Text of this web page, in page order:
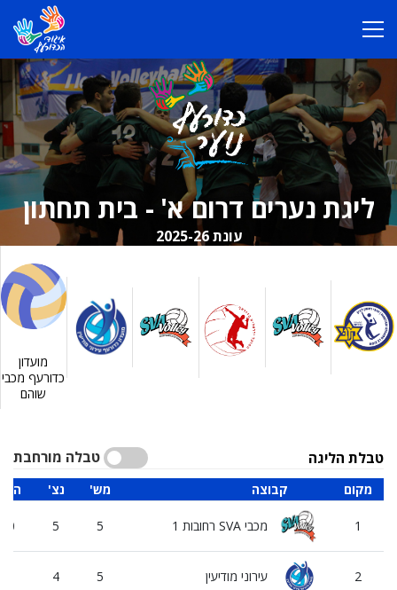
ליגת נערים דרום א' - בית תחתון
עונת 2025-26
מועדון
כדורעף מכבי
שוהם
טבלה מורחבת טבלת הליגה
'הפ 'נצ 'מש קבוצה מקום
0 5 5 מכבי SVA רחובות 1 1
4 5 עירוני מודיעין 2